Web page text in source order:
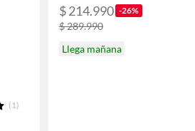
(1)
$ 214.990 -26%
$ 289.990
Llega mañana